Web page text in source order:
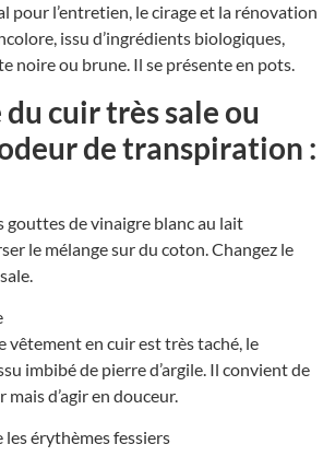
pour l’entretien, le cirage et la rénovation
issu d’ingrédients biologiques,
noire ou brune. Il se présente en pots.
cuir très sale ou
de transpiration :
gouttes de vinaigre blanc au lait
le mélange sur du coton. Changez le
vêtement en cuir est très taché, le
imbibé de pierre d’argile. Il convient de
d’agir en douceur.
érythèmes fessiers